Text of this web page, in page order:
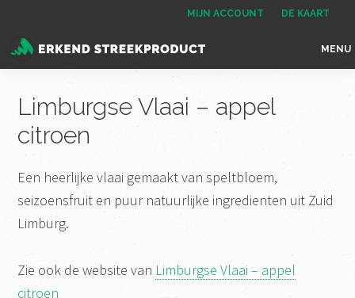
naar
de
naar
de
inhoud
naar
de
MIJN ACCOUNT DE KAART
Erkend
het
enige
onafhankelijke
landelijke
voor
streekproducten
MENU
Limburgse Vlaai – appel
citroen
Een heerlijke vlaai gemaakt van speltbloem,
seizoensfruit en puur natuurlijke ingredienten uit Zuid
Limburg.
Zie ook de website van Limburgse Vlaai – appel
citroen